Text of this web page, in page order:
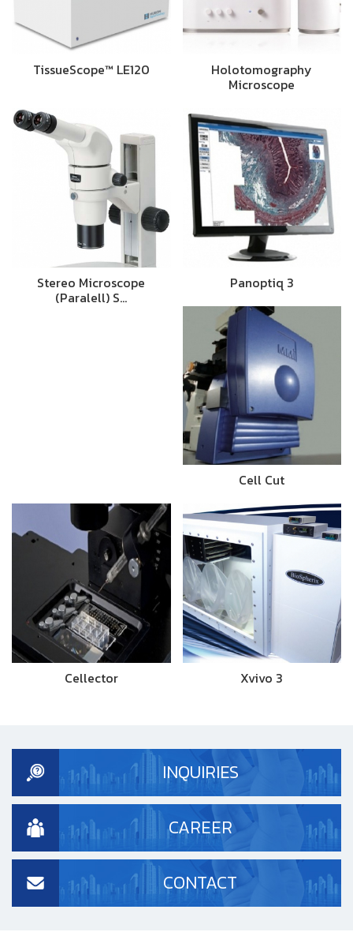
TissueScope™ LE120 Holotomography
Microscope
Stereo Microscope
(Paralell) S…
Panoptiq 3
Cell Cut
Cellector Xvivo 3
INQUIRIES
CAREER
CONTACT